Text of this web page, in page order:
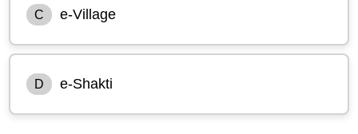
C e-Village
D e-Shakti